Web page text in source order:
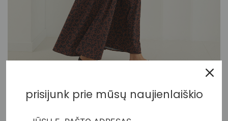
prisijunk prie mūsų naujienlaiškio